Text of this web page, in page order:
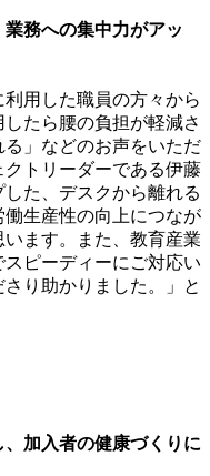
務への集中力がアッ
用した職員の方々から
たら腰の負担が軽減さ
」などのお声をいただ
トリーダーである伊藤
た、デスクから離れる
生産性の向上につなが
ます。また、教育産業
ピーディーにご対応い
り助かりました。」と
加入者の健康づくりに